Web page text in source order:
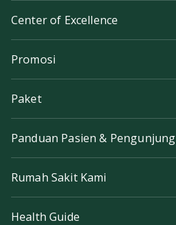
Center of Excellence
Promosi
Paket
Panduan Pasien & Pengunjung
Rumah Sakit Kami
Health Guide